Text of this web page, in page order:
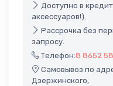
Доступно в
аксессуаров!).
Рассрочка без
запросу.
Телефон:8 8652
Самовывоз по
Дзержинского,